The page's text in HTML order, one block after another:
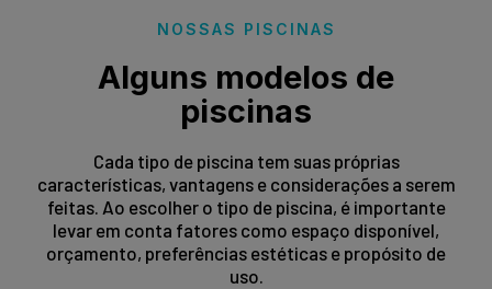
NOSSAS PISCINAS
Alguns modelos de
piscinas
Cada tipo de piscina tem suas próprias
características, vantagens e considerações a serem
feitas. Ao escolher o tipo de piscina, é importante
levar em conta fatores como espaço disponível,
orçamento, preferências estéticas e propósito de
uso.